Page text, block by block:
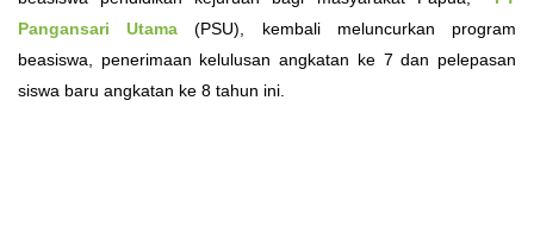
Pangansari Utama (PSU), kembali meluncurkan program
beasiswa, penerimaan kelulusan angkatan ke 7 dan pelepasan
siswa baru angkatan ke 8 tahun ini.